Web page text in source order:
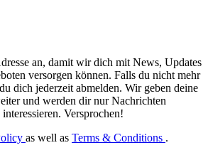
an, damit wir dich mit News, Updates
versorgen können. Falls du nicht mehr
dich jederzeit abmelden. Wir geben deine
und werden dir nur Nachrichten
Versprochen!
as well as Terms & Conditions .